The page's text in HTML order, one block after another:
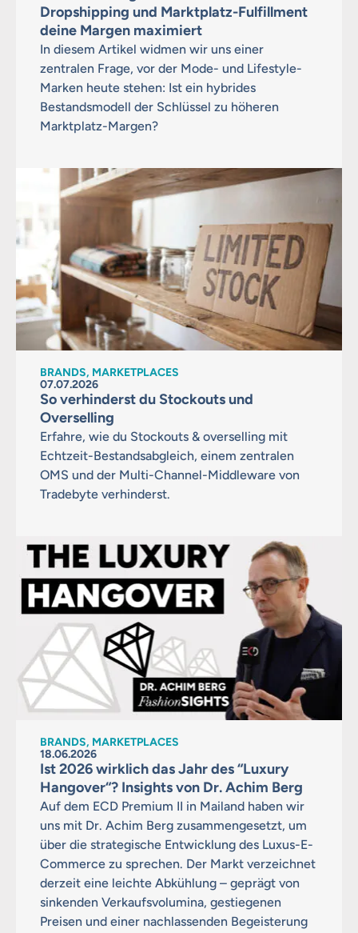
Dropshipping und Marktplatz-Fulfillment
deine Margen maximiert
In diesem Artikel widmen wir uns einer
zentralen Frage, vor der Mode- und Lifestyle-
Marken heute stehen: Ist ein hybrides
Bestandsmodell der Schlüssel zu höheren
Marktplatz-Margen?
BRANDS, MARKETPLACES
07.07.2026
So verhinderst du Stockouts und
Overselling
Erfahre, wie du Stockouts & overselling mit
Echtzeit-Bestandsabgleich, einem zentralen
OMS und der Multi-Channel-Middleware von
Tradebyte verhinderst.
BRANDS, MARKETPLACES
18.06.2026
Ist 2026 wirklich das Jahr des “Luxury
Hangover“? Insights von Dr. Achim Berg
Auf dem ECD Premium II in Mailand haben wir
uns mit Dr. Achim Berg zusammengesetzt, um
über die strategische Entwicklung des Luxus-E-
Commerce zu sprechen. Der Markt verzeichnet
derzeit eine leichte Abkühlung – geprägt von
sinkenden Verkaufsvolumina, gestiegenen
Preisen und einer nachlassenden Begeisterung